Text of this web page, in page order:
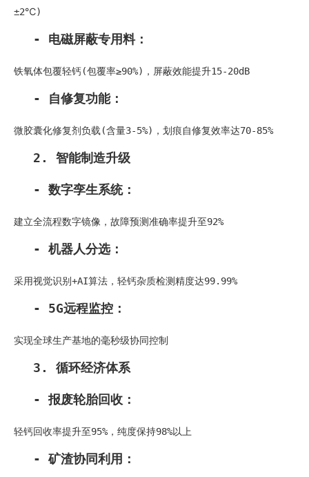
±2℃)
- 电磁屏蔽专用料：
铁氧体包覆轻钙(包覆率≥90%)，屏蔽效能提升15-20dB
- 自修复功能：
微胶囊化修复剂负载(含量3-5%)，划痕自修复效率达70-85%
2. 智能制造升级
- 数字孪生系统：
建立全流程数字镜像，故障预测准确率提升至92%
- 机器人分选：
采用视觉识别+AI算法，轻钙杂质检测精度达99.99%
- 5G远程监控：
实现全球生产基地的毫秒级协同控制
3. 循环经济体系
- 报废轮胎回收：
轻钙回收率提升至95%，纯度保持98%以上
- 矿渣协同利用：